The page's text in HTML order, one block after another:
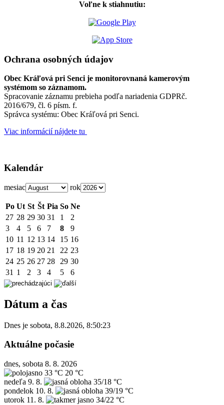
Voľne k stiahnutiu:
Ochrana osobných údajov
Obec Kráľová pri Senci je monitorovnaná kamerovým
systémom so záznamom.
Spracovanie záznamu prebieha podľa nariadenia GDPRč.
2016/679, čl. 6 písm. f.
Správca systému: Obec Kráľová pri Senci.
Viac informácií nájdete tu
Kalendár
mesiac rok
Po Ut St Št Pia So Ne
27 28 29 30 31 1
2
3
4 5 6 7 8
9
10 11 12 13 14 15 16
17 18 19 20 21 22 23
24 25 26 27 28 29 30
31 1 2 3 4 5 6
Dátum a čas
Dnes je sobota, 8.8.2026, 8:50:23
Aktuálne počasie
dnes, sobota 8. 8. 2026
33 °C 20 °C
nedeľa 9. 8.
35/18 °C
pondelok 10. 8.
39/19 °C
utorok 11. 8. 34/22 °C